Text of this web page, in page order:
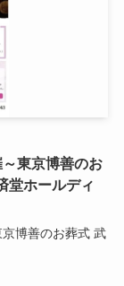
～東京博善のお
堂ホールディ
博善のお葬式 武